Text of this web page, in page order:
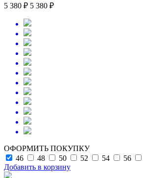
5 380 ₽ 5 380 ₽
ОФОРМИТЬ ПОКУПКУ
46
48 50 52 54 56
Добавить в корзину